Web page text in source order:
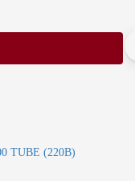
TUBE (220В)